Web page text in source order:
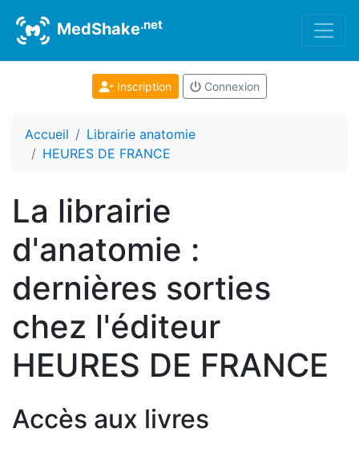
MedShake.net
Inscription Connexion
Accueil
Librairie anatomie
HEURES DE FRANCE
La librairie
d'anatomie :
dernières sorties
chez l'éditeur
HEURES DE FRANCE
Accès aux livres